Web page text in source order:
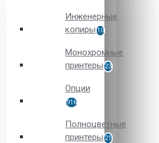
Инженерные
копиры 10
Монохромные
принтеры 23
Опции
916
Полноцветные
принтеры 21